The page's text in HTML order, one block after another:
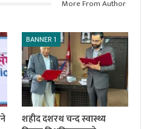
More From Author
BANNER 1
शहीद दशरथ चन्द स्वास्थ्य